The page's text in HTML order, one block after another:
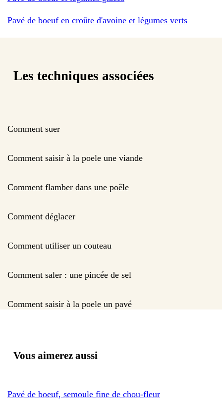
Pavé de boeuf en croûte d'avoine et légumes verts
Les techniques associées
Comment suer
Comment saisir à la poele une viande
Comment flamber dans une poêle
Comment déglacer
Comment utiliser un couteau
Comment saler : une pincée de sel
Comment saisir à la poele un pavé
Vous aimerez aussi
Pavé de boeuf, semoule fine de chou-fleur